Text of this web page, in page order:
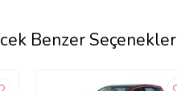
Benzer Seçenekler